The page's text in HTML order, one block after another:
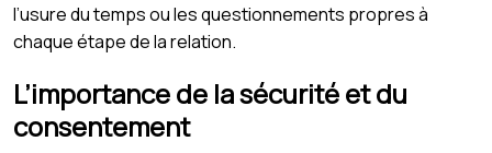
l’usure du temps ou les questionnements propres à
chaque étape de la relation.
L’importance de la sécurité et du
consentement